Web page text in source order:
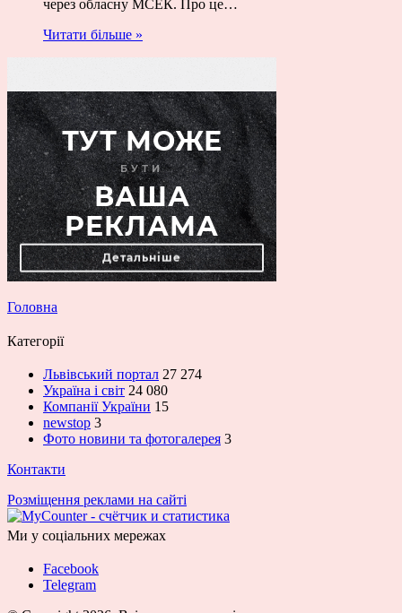
через обласну МСЕК. Про це…
Читати більше »
Головна
Категорії
Львівський портал 27 274
Україна і світ 24 080
Компанії України 15
newstop 3
Фото новини та фотогалерея 3
Контакти
Розміщення реклами на сайті
Ми у соціальних мережах
Facebook
Telegram